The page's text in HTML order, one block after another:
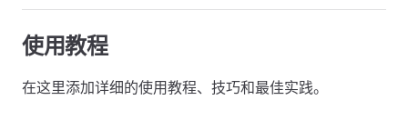
使用教程
在这里添加详细的使用教程、技巧和最佳实践。